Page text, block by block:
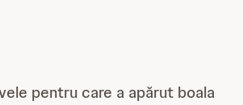
pentru care a apărut boala